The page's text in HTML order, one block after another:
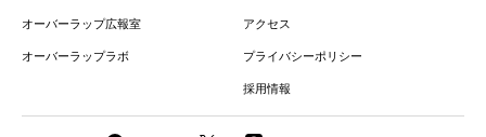
オーバーラップ広報室
オーバーラップラボ
アクセス
プライバシーポリシー
採用情報